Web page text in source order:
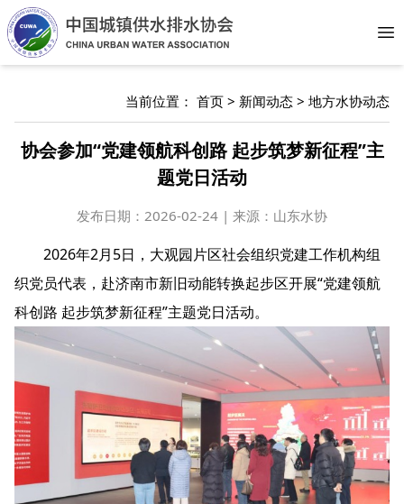
当前位置： 首页 > 新闻动态 > 地方水协动态
协会参加“党建领航科创路 起步筑梦新征程”主
题党日活动
发布日期： 2026-02-24 | 来源：山东水协
2026年2月5日，大观园片区社会组织党建工作机构组
织党员代表，赴济南市新旧动能转换起步区开展“党建领航
科创路 起步筑梦新征程”主题党日活动。